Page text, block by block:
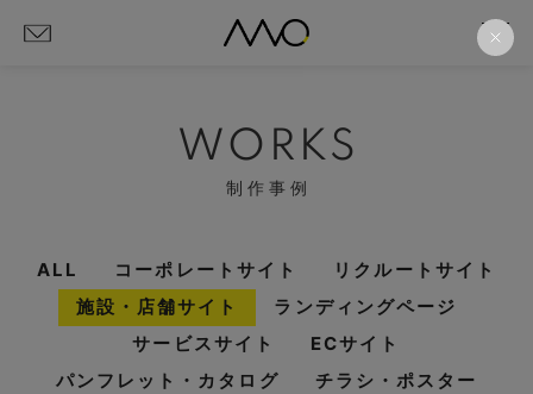
WORKS
制作事例
ALL コーポレートサイト
リクルートサイト
施設・店舗サイト
ランディングページ
サービスサイト
ECサイト
パンフレット・カタログ
チラシ・ポスター